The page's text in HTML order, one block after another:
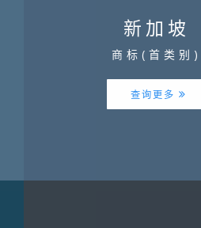
新加坡
商标(首类别)
查询更多